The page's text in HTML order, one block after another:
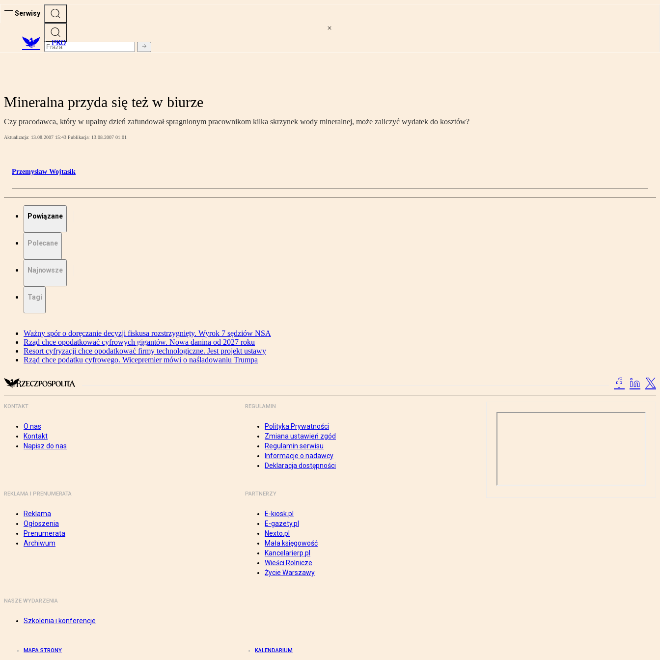
Serwisy
PRO
Mineralna przyda się też w biurze
Czy pracodawca, który w upalny dzień zafundował spragnionym pracownikom kilka skrzynek wody mineralnej, może zaliczyć wydatek do kosztów?
Aktualizacja: 13.08.2007 15:43 Publikacja: 13.08.2007 01:01
Przemysław Wojtasik
Powiązane
Polecane
Najnowsze
Tagi
Ważny spór o doręczanie decyzji fiskusa rozstrzygnięty. Wyrok 7 sędziów NSA
Rząd chce opodatkować cyfrowych gigantów. Nowa danina od 2027 roku
Resort cyfryzacji chce opodatkować firmy technologiczne. Jest projekt ustawy
Rząd chce podatku cyfrowego. Wicepremier mówi o naśladowaniu Trumpa
KONTAKT
O nas
Kontakt
Napisz do nas
REGULAMIN
Polityka Prywatności
Zmiana ustawień zgód
Regulamin serwisu
Informacje o nadawcy
Deklaracja dostępności
REKLAMA I PRENUMERATA
Reklama
Ogłoszenia
Prenumerata
Archiwum
PARTNERZY
E-kiosk.pl
E-gazety.pl
Nexto.pl
Mała księgowość
Kancelarierp.pl
Wieści Rolnicze
Życie Warszawy
NASZE WYDARZENIA
Szkolenia i konferencje
MAPA STRONY KALENDARIUM